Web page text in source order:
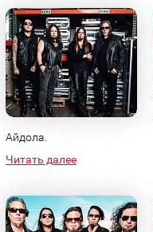
Айдола.
Читать далее